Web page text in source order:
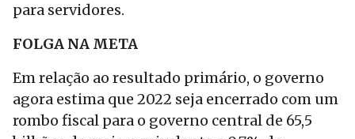
para servidores.
FOLGA NA META
Em relação ao resultado primário, o governo
agora estima que 2022 seja encerrado com um
rombo fiscal para o governo central de 65,5